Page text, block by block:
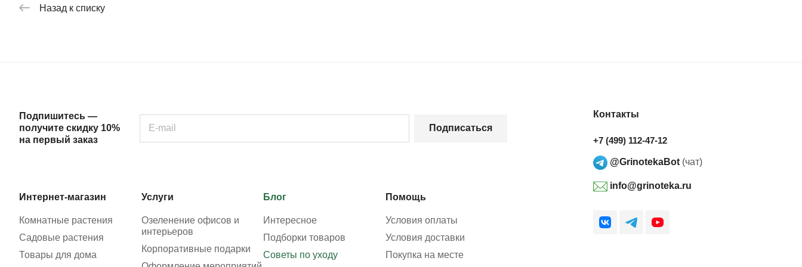
Назад к списку
Подпишитесь —
получите скидку 10%
на первый заказ
Подписаться
Интернет-магазин
Комнатные растения
Садовые растения
Товары для дома
Услуги
Озеленение офисов и
интерьеров
Корпоративные подарки
Блог
Интересное
Подборки товаров
Советы по уходу
Помощь
Условия оплаты
Условия доставки
Покупка на месте
Контакты
+7 (499) 112-47-12
@GrinotekaBot (чат)
info@grinoteka.ru